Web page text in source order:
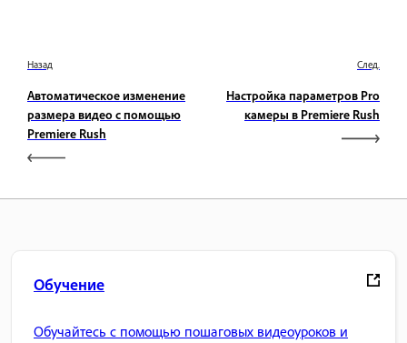
Назад
Автоматическое изменение
размера видео с помощью
Premiere Rush
След.
Настройка параметров Pro
камеры в Premiere Rush
Обучение
Обучайтесь с помощью пошаговых видеоуроков и